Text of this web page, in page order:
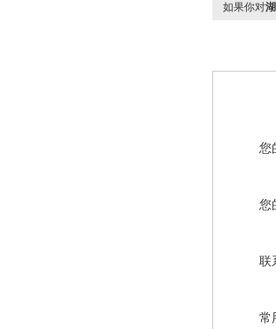
如果你对
您
您
联
常